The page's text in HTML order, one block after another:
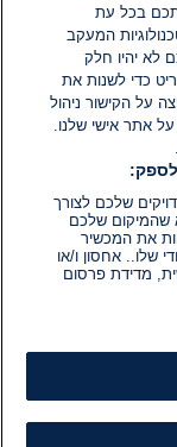
בכל עת
המעקב
לא יהיו חלק
כדי לשנות את
על הקישור ניהול
אתר אישי שלנו.
לספק:
שלכם לצורך
שהמיקום שלכם
את המכשיר
שלו.. אחסון ו/או
מדידת פרסום